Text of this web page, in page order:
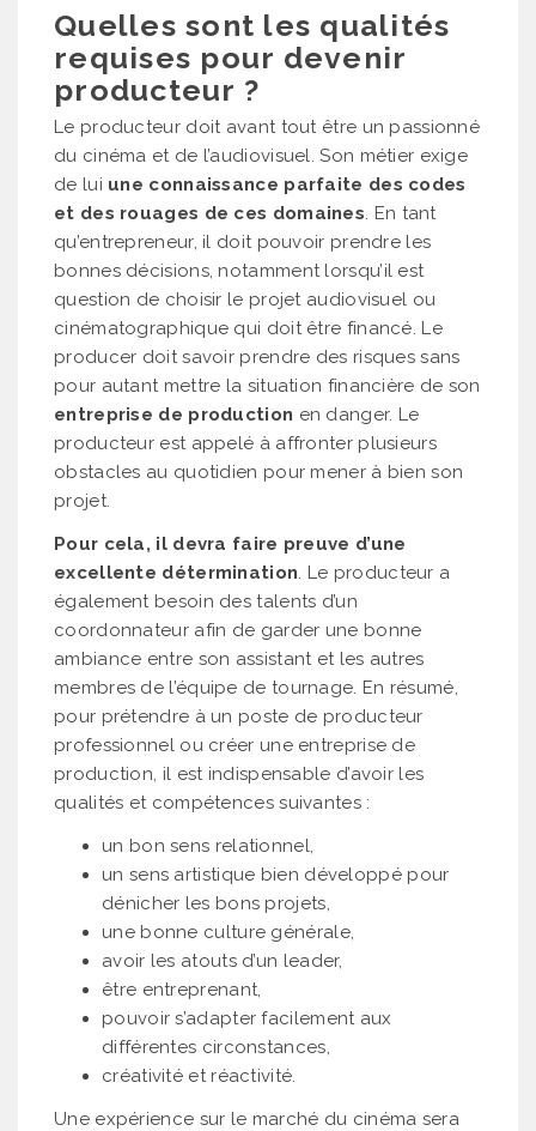
Quelles sont les qualités
requises pour devenir
producteur ?
Le producteur doit avant tout être un passionné
du cinéma et de l’audiovisuel. Son métier exige
de lui une connaissance parfaite des codes
et des rouages de ces domaines. En tant
qu’entrepreneur, il doit pouvoir prendre les
bonnes décisions, notamment lorsqu’il est
question de choisir le projet audiovisuel ou
cinématographique qui doit être financé. Le
producer doit savoir prendre des risques sans
pour autant mettre la situation financière de son
entreprise de production en danger. Le
producteur est appelé à affronter plusieurs
obstacles au quotidien pour mener à bien son
projet.
Pour cela, il devra faire preuve d’une
excellente détermination. Le producteur a
également besoin des talents d’un
coordonnateur afin de garder une bonne
ambiance entre son assistant et les autres
membres de l’équipe de tournage. En résumé,
pour prétendre à un poste de producteur
professionnel ou créer une entreprise de
production, il est indispensable d’avoir les
qualités et compétences suivantes :
un bon sens relationnel,
un sens artistique bien développé pour
dénicher les bons projets,
une bonne culture générale,
avoir les atouts d’un leader,
être entreprenant,
pouvoir s’adapter facilement aux
différentes circonstances,
créativité et réactivité.
Une expérience sur le marché du cinéma sera